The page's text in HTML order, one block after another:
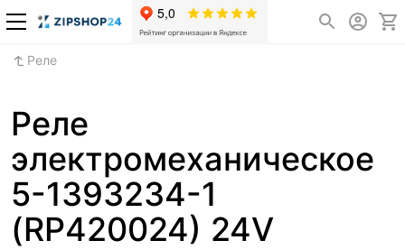
Реле
Реле
электромеханическое
5-1393234-1
(RP420024) 24V